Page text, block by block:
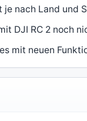
nach Land und
DJI RC 2 noch
mit neuen